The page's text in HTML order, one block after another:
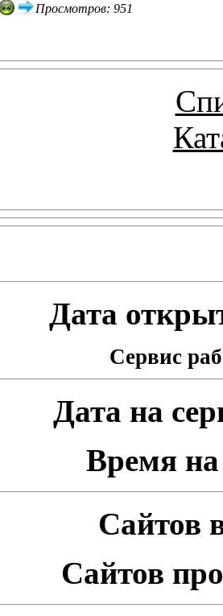
Просмотров: 951
Дата
Сервис
Дата на
Время на
Сайтов
Сайтов